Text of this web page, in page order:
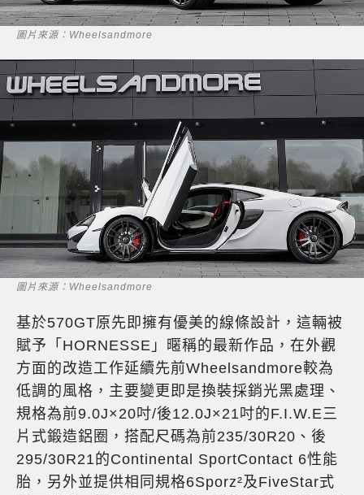
圖片來源：Wheelsandmore
圖片來源：Wheelsandmore
基於570GT原先即擁有優美的線條設計，這輛被
賦予「HORNESSE」暱稱的最新作品，在外觀
方面的改造工作延續先前Wheelsandmore較為
低調的風格，主要變更即是換裝採銷光黑處理、
規格為前9.0J×20吋/後12.0J×21吋的F.I.W.E三
片式鍛造鋁圈，搭配尺碼為前235/30R20、後
295/30R21的Continental SportContact 6性能
胎，另外並提供相同規格6Sporz²及FiveStar式